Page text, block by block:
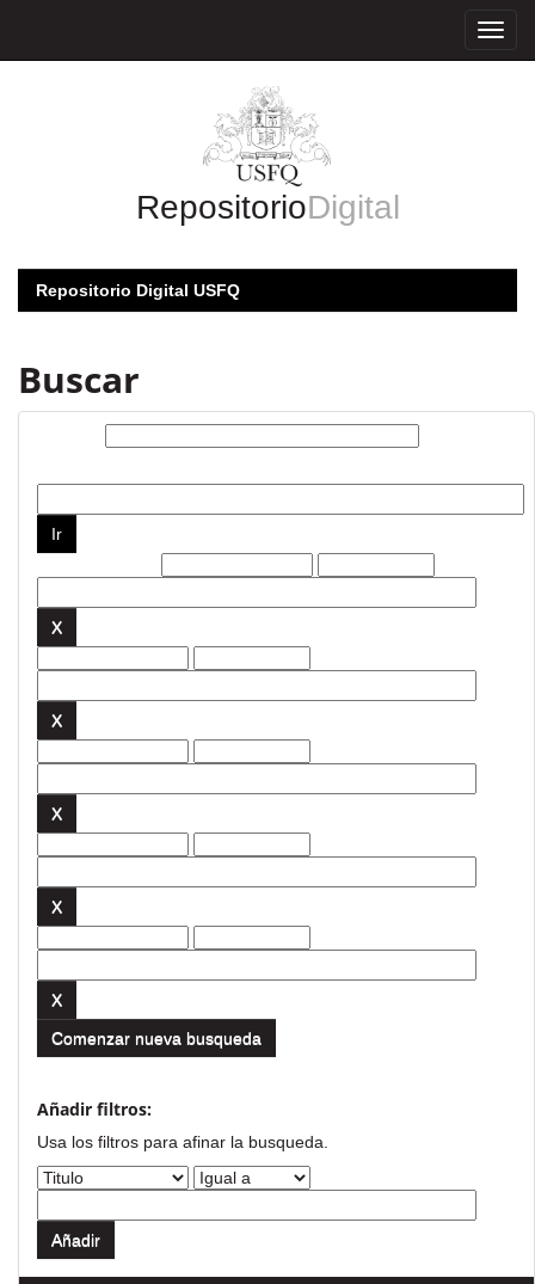
RepositorioDigital
Repositorio Digital USFQ
Buscar
Comenzar nueva busqueda
Añadir filtros:
Usa los filtros para afinar la busqueda.